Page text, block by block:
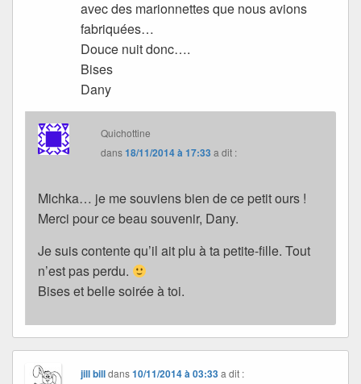
avec des marionnettes que nous avions
fabriquées…
Douce nuit donc….
Bises
Dany
Quichottine
dans18/11/2014 à 17:33 a dit :
Michka… je me souviens bien de ce petit ours !
Merci pour ce beau souvenir, Dany.
Je suis contente qu’il ait plu à ta petite-fille. Tout
n’est pas perdu.
Bises et belle soirée à toi.
jill billdans10/11/2014 à 03:33 a dit :